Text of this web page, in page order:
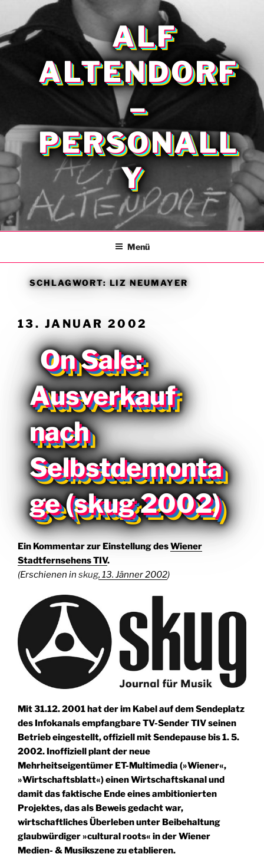
springen
ALF
ALTENDORF
–
PERSONALL
Y
Menü
SCHLAGWORT: LIZ NEUMAYER
VERÖFFENTLICHT
AM
13. JANUAR 2002
On Sale:
Ausverkauf
nach
Selbstdemonta
ge (skug 2002)
Ein Kommentar zur Einstellung desWiener
Stadtfernsehens TIV.
(Erschienen in skug, 13. Jänner 2002)
Mit 31.12. 2001 hat der im Kabel auf dem Sendeplatz
des Infokanals empfangbare TV-Sender TIV seinen
Betrieb eingestellt, offiziell mit Sendepause bis 1. 5.
2002. Inoffiziell plant der neue
Mehrheitseigentümer ET-Multimedia (»Wiener«,
»Wirtschaftsblatt«) einen Wirtschaftskanal und
damit das faktische Ende eines ambitionierten
Projektes, das als Beweis gedacht war,
wirtschaftliches Überleben unter Beibehaltung
glaubwürdiger »cultural roots« in der Wiener
Medien- & Musikszene zu etablieren.